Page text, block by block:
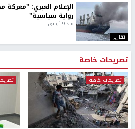
تقارير
الإعلام العبري:
رواية سياسية"
منذ 9 ثواني
تصريحات خاصة
تصريحات خاصة